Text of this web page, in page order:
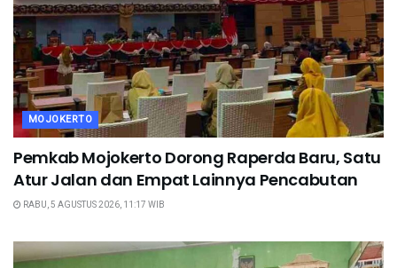
MOJOKERTO
Pemkab Mojokerto Dorong Raperda Baru, Satu
Atur Jalan dan Empat Lainnya Pencabutan
RABU, 5 AGUSTUS 2026, 11:17 WIB